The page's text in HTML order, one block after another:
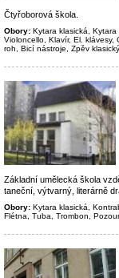
Čtyřoborová škola.
Obory: Kytara klasická,
Violoncello, Klavír, El.
roh, Bicí nástroje, Zpěv
Základní umělecká škola
taneční, výtvarný, literárně
Obory: Kytara klasická,
Flétna, Tuba, Trombon,